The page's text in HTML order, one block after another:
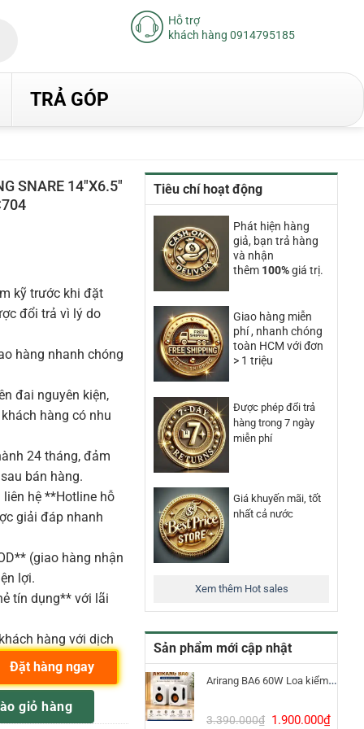
Hỗ trợ
khách hàng 0914795185
TRẢ GÓP
Tiêu chí hoạt động
Phát hiện hàng
giả, bạn trả hàng
và nhận
thêm 100%giá trị.
Giao hàng miễn
phí , nhanh chóng
toàn HCM với đơn
> 1 triệu
Được phép đổi trả
hàng trong 7 ngày
miễn phí
Giá khuyến mãi, tốt
nhất cả nước
Xem thêm Hot sales
Sản phẩm mới cập nhật
Arirang BA6 60W Loa kiểm âm Bluetooth 5.3
3.390.000₫ Giá
1.900.000₫Giá
SNARE 14″X6.5″
kỹ trước khi đặt
đổi trả vì lý do
hàng nhanh chóng
đai nguyên kiện,
hàng có nhu
24 tháng, đảm
bán hàng.
hệ **Hotline hỗ
giải đáp nhanh
(giao hàng nhận
lợi.
tín dụng** với lãi
hàng với dịch
14"X6.5" MÀU BLACK CHERRY C704 số lượng
giỏ hàng
Đặt hàng ngay